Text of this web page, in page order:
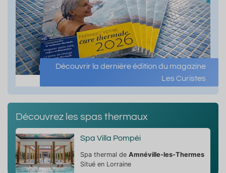
Découvrir la dernière édition du magazine
Les Curistes
Découvrez les spas thermaux
Spa Villa Pompéi
Spa thermal de Amnéville-les-Thermes
Situé en Lorraine